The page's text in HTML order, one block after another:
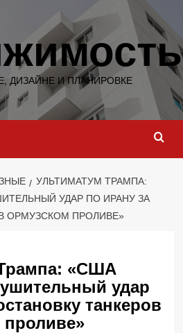
ДИЗАЙНЕ И ПЛАНИРОВКЕ
УЛЬТИМАТУМ ТРАМПА:
УДАР ПО ИРАНУ ЗА
ОРМУЗСКОМ ПРОЛИВЕ»
«США
удар
танкеров